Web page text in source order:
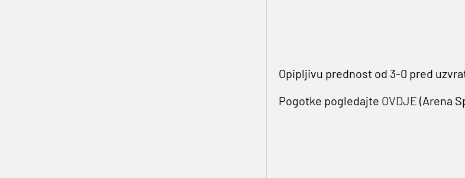
Opipljivu prednost od 3-0 pred
Pogotke pogledajte OVDJE (Arena